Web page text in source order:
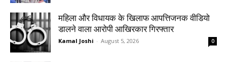
महिला और विधायक के खिलाफ आपत्तिजनक वीडियो
डालने वाला आरोपी आखिरकार गिरफ्तार
Kamal Joshi - August 5, 2026 0